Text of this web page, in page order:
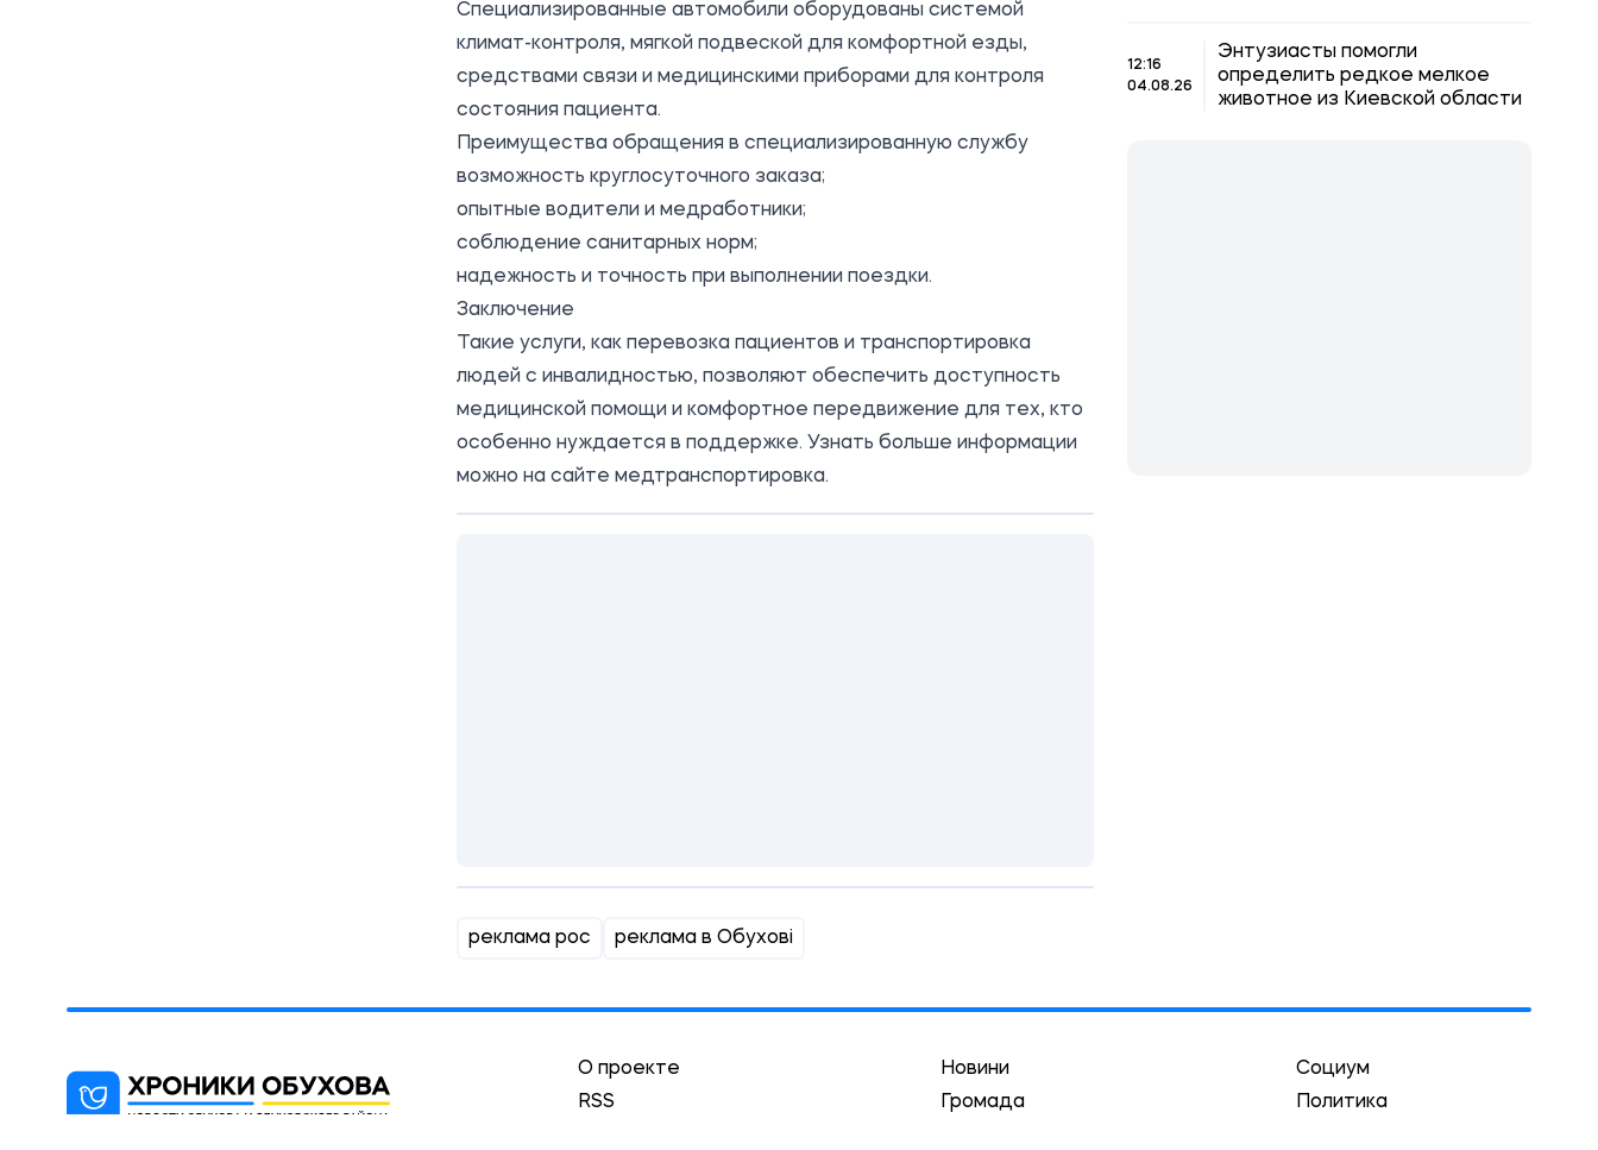
Специализированные автомобили оборудованы системой
климат-контроля, мягкой подвеской для комфортной езды,
средствами связи и медицинскими приборами для контроля
состояния пациента.
Преимущества обращения в специализированную службу
возможность круглосуточного заказа;
опытные водители и медработники;
соблюдение санитарных норм;
надежность и точность при выполнении поездки.
Заключение
Такие услуги, как перевозка пациентов и транспортировка
людей с инвалидностью, позволяют обеспечить доступность
медицинской помощи и комфортное передвижение для тех, кто
особенно нуждается в поддержке. Узнать больше информации
можно на сайте медтранспортировка.
реклама рос реклама в Обухові
12:16
04.08.26
Энтузиасты помогли
определить редкое мелкое
животное из Киевской области
О проекте
RSS
Новини
Громада
Социум
Политика